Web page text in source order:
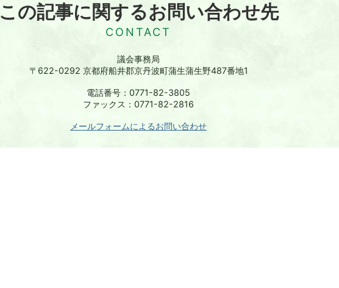
この記事に関するお問い合わせ先
議会事務局
〒622-0292 京都府船井郡京丹波町蒲生蒲生野487番地1
電話番号：0771-82-3805
ファックス：0771-82-2816
メールフォームによるお問い合わせ